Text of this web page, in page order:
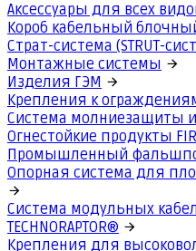
Аксессуары для всех
Короб кабельный
Страт-система (STRUT-
Монтажные системы
Изделия ГЭМ
Крепления к
Система молниезащиты и
Огнестойкие продукты
Промышленный фальшпол
Опорная система для
Система модульных
TECHNORAPTOR®
Крепления для